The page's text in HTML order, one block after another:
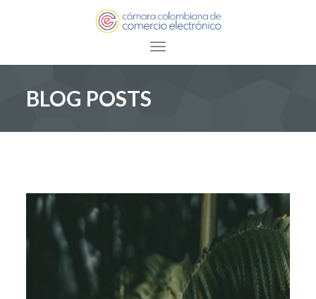
Toggle navigation
BLOG POSTS